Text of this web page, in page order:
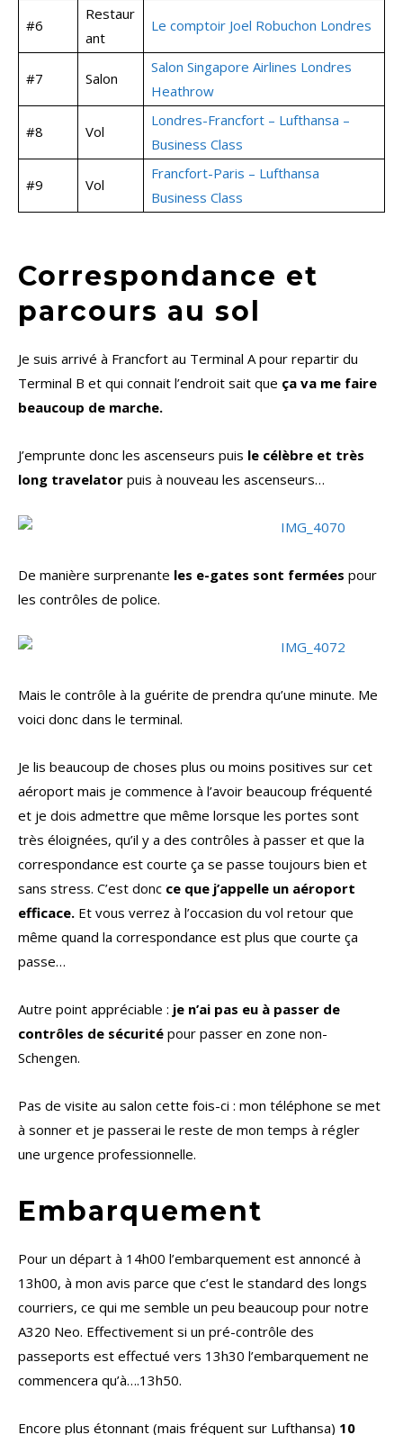
#6
Restaur
ant
Le comptoir Joel Robuchon Londres
#7 Salon
Salon Singapore Airlines Londres
Heathrow
#8 Vol
Londres-Francfort – Lufthansa –
Business Class
#9 Vol
Francfort-Paris – Lufthansa
Business Class
Correspondance et
parcours au sol
Je suis arrivé à Francfort au Terminal A pour repartir du
Terminal B et qui connait l’endroit sait que ça va me faire
beaucoup de marche.
J’emprunte donc les ascenseurs puis le célèbre et très
long travelator puis à nouveau les ascenseurs…
De manière surprenante les e-gates sont fermées pour
les contrôles de police.
Mais le contrôle à la guérite de prendra qu’une minute. Me
voici donc dans le terminal.
Je lis beaucoup de choses plus ou moins positives sur cet
aéroport mais je commence à l’avoir beaucoup fréquenté
et je dois admettre que même lorsque les portes sont
très éloignées, qu’il y a des contrôles à passer et que la
correspondance est courte ça se passe toujours bien et
sans stress. C’est donc ce que j’appelle un aéroport
efficace. Et vous verrez à l’occasion du vol retour que
même quand la correspondance est plus que courte ça
passe…
Autre point appréciable : je n’ai pas eu à passer de
contrôles de sécurité pour passer en zone non-
Schengen.
Pas de visite au salon cette fois-ci : mon téléphone se met
à sonner et je passerai le reste de mon temps à régler
une urgence professionnelle.
Embarquement
Pour un départ à 14h00 l’embarquement est annoncé à
13h00, à mon avis parce que c’est le standard des longs
courriers, ce qui me semble un peu beaucoup pour notre
A320 Neo. Effectivement si un pré-contrôle des
passeports est effectué vers 13h30 l’embarquement ne
commencera qu’à….13h50.
Encore plus étonnant (mais fréquent sur Lufthansa) 10